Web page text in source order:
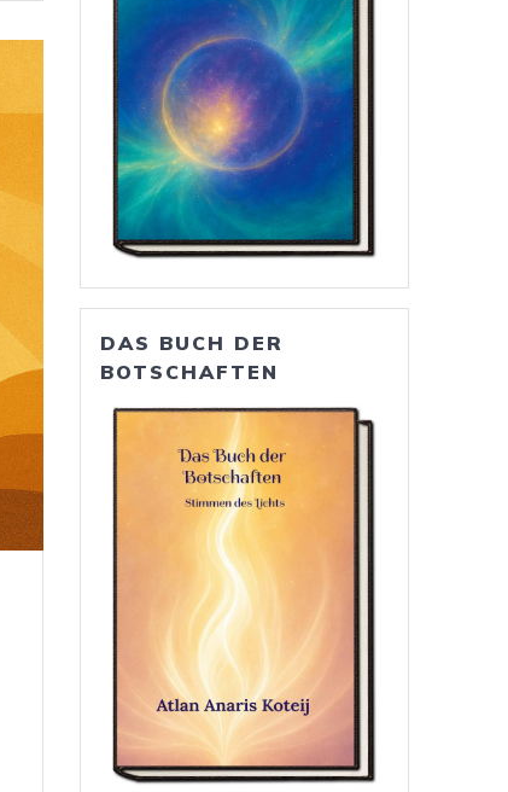
DAS BUCH DER
BOTSCHAFTEN